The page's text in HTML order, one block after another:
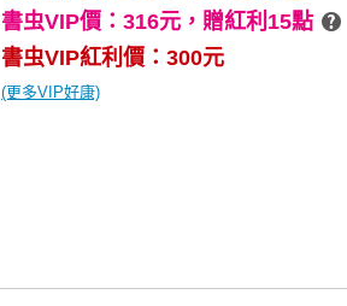
書虫VIP價：316元， 贈紅利15點
書虫VIP紅利價：300元
(更多VIP好康)